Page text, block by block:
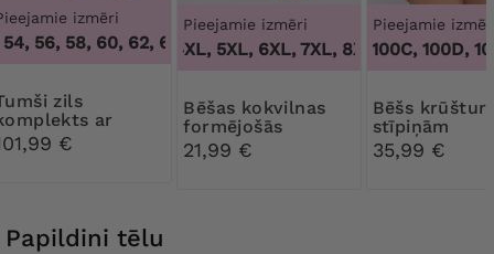
izmēri
56, 58, 60, 62, 64 50, 52, 54, 56, 58, 60, 62, 64
ar
€
Pieejamie izmēri
3XL, 4XL, 5XL, 6XL, 7XL, 8XL, 9XL,3XL,
Bēšas kokvilnas
formējošās
biksītes ar
mežģīnēm
21,99 €
Pieejamie
100B, 100C, 100D,
Bēšs krūšturis bez
stīpiņām
35,99 €
Papildini tēlu